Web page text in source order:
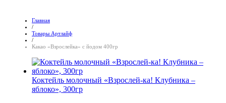
Главная
/
Товары Артлайф
/
Какао «Взрослейка» с йодом 400гр
Коктейль молочный «Взрослей-ка! Клубника –
яблоко», 300гр